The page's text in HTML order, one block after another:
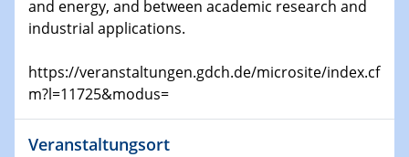
15.01.2025
22.01.2025
Physikalisches Kolloquium
Make it and break it: Contact and Cracks at soft
and energy, and between academic research and
industrial applications.
https://veranstaltungen.gdch.de/microsite/index.cf
m?l=11725&modus=
Veranstaltungsort